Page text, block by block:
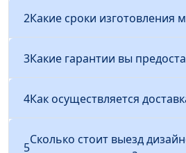
2Какие сроки изготовления
3Какие гарантии вы
4Как осуществляется
5
Сколько стоит выезд